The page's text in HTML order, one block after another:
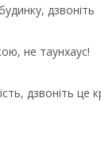
дзвоніть
не таунхаус!
дзвоніть це